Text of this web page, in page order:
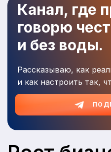
Канал, где
говорю
и без воды.
Рассказываю, как
и как настроить так,